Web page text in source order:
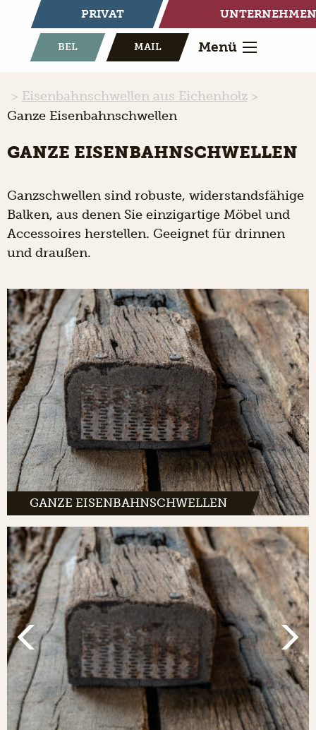
PRIVAT UNTERNEHMEN
BEL MAIL Menü
Eisenbahnschwellen aus Eichenholz
Ganze Eisenbahnschwellen
GANZE EISENBAHNSCHWELLEN
Ganzschwellen sind robuste, widerstandsfähige
Balken, aus denen Sie einzigartige Möbel und
Accessoires herstellen. Geeignet für drinnen
und draußen.
GANZE EISENBAHNSCHWELLEN